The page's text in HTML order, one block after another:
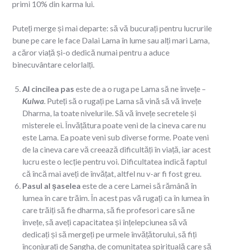
primi 10% din karma lui.
Puteți merge și mai departe: să vă bucurați pentru lucrurile
bune pe care le face Dalai Lama în lume sau alți mari Lama,
a căror viață și-o dedică numai pentru a aduce
binecuvântare celorlalți.
Al cincilea pas este de a o ruga pe Lama să ne învețe –
Kulwa . Puteți să o rugați pe Lama să vină să vă învețe
Dharma, la toate nivelurile. Să vă învețe secretele și
misterele ei. Învățătura poate veni de la cineva care nu
este Lama. Ea poate veni sub diverse forme. Poate veni
de la cineva care vă creează dificultăți în viață, iar acest
lucru este o lecție pentru voi. Dificultatea indică faptul
că încă mai aveți de învățat, altfel nu v-ar fi fost greu.
Pasul al șaselea este de a cere Lamei să rămână în
lumea în care trăim. În acest pas vă rugați ca în lumea în
care trăiți să fie dharma, să fie profesori care să ne
învețe, să aveți capacitatea și înțelepciunea să vă
dedicați și să mergeți pe urmele învățătorului, să fiți
înconjurați de Sangha, de comunitatea spirituală care să